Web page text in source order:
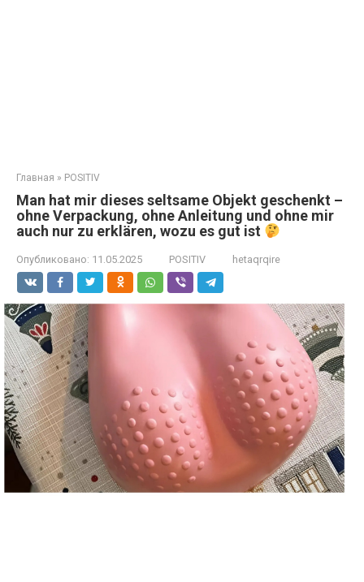
Главная » POSITIV
Man hat mir dieses seltsame Objekt geschenkt –
ohne Verpackung, ohne Anleitung und ohne mir
auch nur zu erklären, wozu es gut ist
Опубликовано: 11.05.2025 POSITIV hetaqrqire